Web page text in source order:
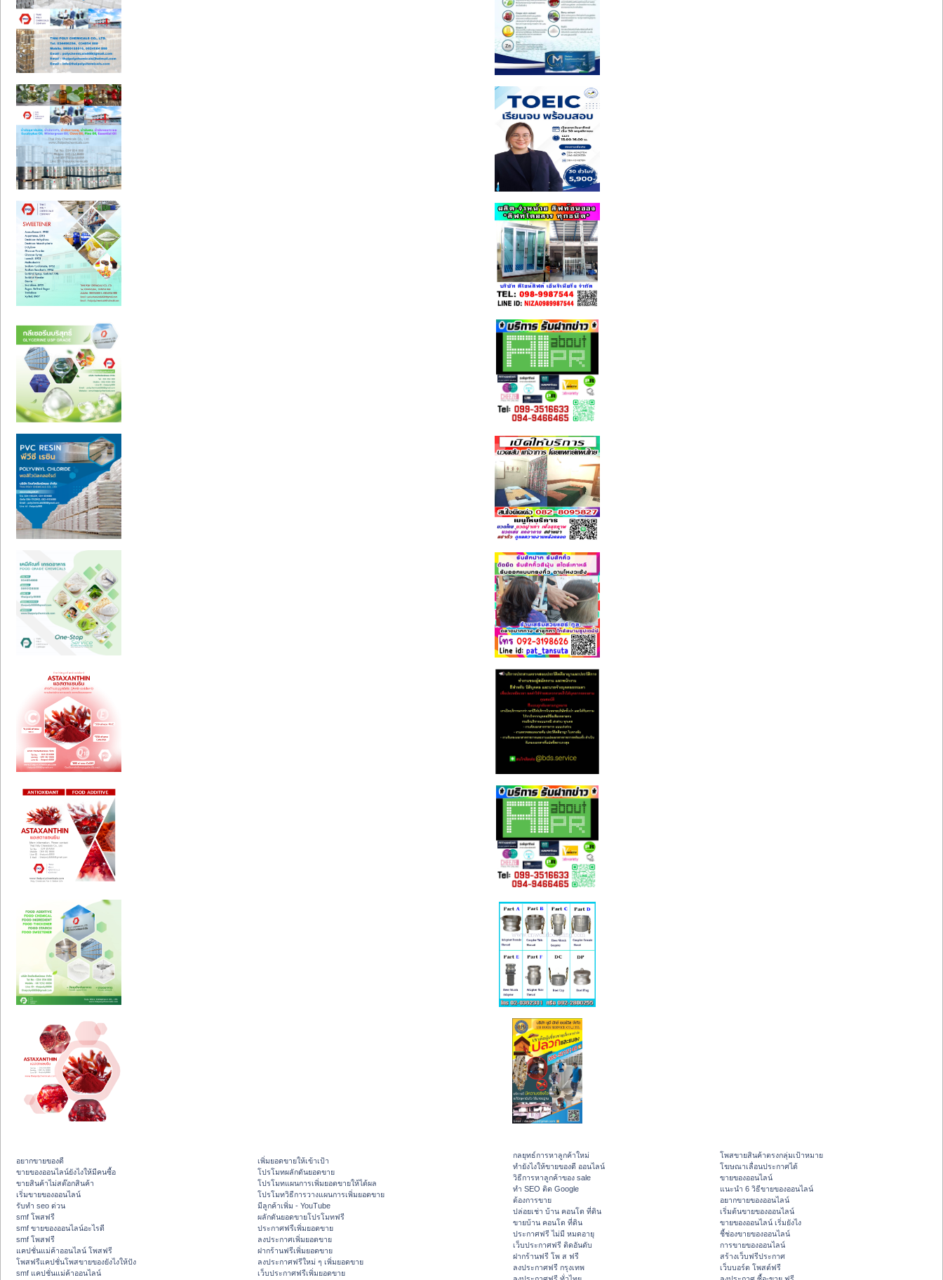
อยากขายของดี
ขายของออนไลน์ยังไงให้มีคนซื้อ
ขายสินค้าไม่สต๊อกสินค้า
เริ่มขายของออนไลน์
รับทำ seo ด่วน
smf โพสฟรี
smf ขายของออนไลน์อะไรดี
smf โพสฟรี
แคปชั่นแม่ค้าออนไลน์ โพสฟรี
โพสฟรีแคปชั่นโพสขายของยังไงให้ปัง
smf แคปชั่นแม่ค้าออนไลน์
เพิ่มยอดขายให้เข้าเป้า
โปรโมทผลักดันยอดขาย
โปรโมทแผนการเพิ่มยอดขายให้ได้ผล
โปรโมทวิธีการวางแผนการเพิ่มยอดขาย
มีลูกค้าเพิ่ม - YouTube
ผลักดันยอดขายโปรโมทฟรี
ประกาศฟรีเพิ่มยอดขาย
ลงประกาศเพิ่มยอดขาย
ฝากร้านฟรีเพิ่มยอดขาย
ลงประกาศฟรีใหม่ ๆ เพิ่มยอดขาย
เว็บประกาศฟรีเพิ่มยอดขาย
กลยุทธ์การหาลูกค้าใหม่
ทํายังไงให้ขายของดี ออนไลน์
วิธีการหาลูกค้าของ sale
ทำ SEO ติด Google
ต้องการขาย
ปล่อยเช่า บ้าน คอนโด ที่ดิน
ขายบ้าน คอนโด ที่ดิน
ประกาศฟรี ไม่มี หมดอายุ
เว็บประกาศฟรี ติดอันดับ
ฝากร้านฟรี โพ ส ฟรี
ลงประกาศฟรี กรุงเทพ
โพสขายสินค้าตรงกลุ่มเป้าหมาย
โฆษณาเลื่อนประกาศได้
ขายของออนไลน์
แนะนำ 6 วิธีขายของออนไลน์
อยากขายของออนไลน์
เริ่มต้นขายของออนไลน์
ขายของออนไลน์ เริ่มยังไง
ชี้ช่องขายของออนไลน์
การขายของออนไลน์
สร้างเว็บฟรีประกาศ
เว็บบอร์ด โพสต์ฟรี